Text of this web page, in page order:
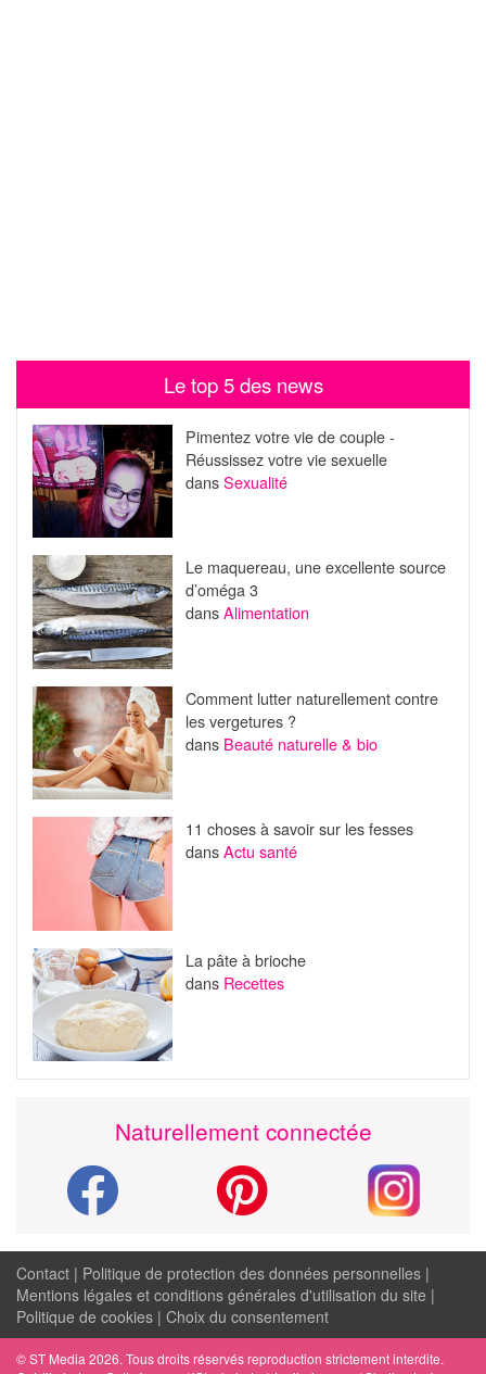
Le top 5 des news
Pimentez votre vie de couple -
Réussissez votre vie sexuelle
dansSexualité
Le maquereau, une excellente source
d’oméga 3
dansAlimentation
Comment lutter naturellement contre
les vergetures ?
dans Beauté naturelle & bio
11 choses à savoir sur les fesses
dansActu santé
La pâte à brioche
dans Recettes
Naturellement connectée
Contact | Politique de protection des données personnelles |
Mentions légales et conditions générales d'utilisation du site |
Politique de cookies | Choix du consentement
© ST Media 2026. Tous droits réservés reproduction strictement interdite.